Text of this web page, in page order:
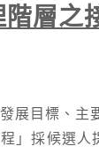
層之
展目標、主
」採候選